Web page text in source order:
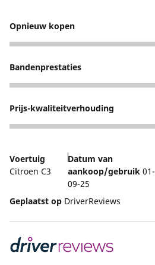
Opnieuw kopen
5
Bandenprestaties
4
Prijs-kwaliteitverhouding
4
Voertuig
Citroen C3
Datum van
aankoop/gebruik01-
09-25
Geplaatst op DriverReviews